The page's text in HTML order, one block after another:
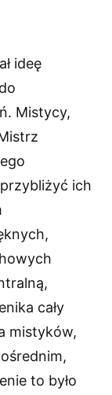
ideę
Mistycy,
ich
cały
mistyków,
to było